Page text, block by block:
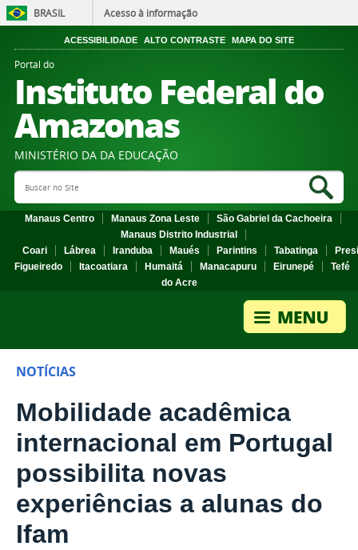
BRASIL Acesso à informação
ACESSIBILIDADE ALTO CONTRASTE MAPA DO SITE
Portal do
Instituto Federal do
Amazonas
MINISTÉRIO DA DA EDUCAÇÃO
Search Site
Manaus Centro Manaus Zona Leste
São Gabriel da Cachoeira
Manaus Distrito Industrial
Coari
Lábrea Iranduba Maués Parintins Tabatinga
Figueiredo
Itacoatiara Humaitá Manacapuru Eirunepé
Tefé
do Acre
NOTÍCIAS
Mobilidade acadêmica
internacional em Portugal
possibilita novas
experiências a alunas do
Ifam